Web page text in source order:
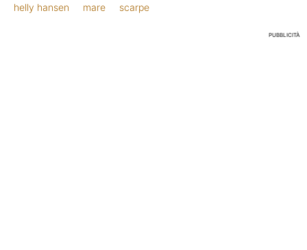
helly hansen mare scarpe
PUBBLICITÀ